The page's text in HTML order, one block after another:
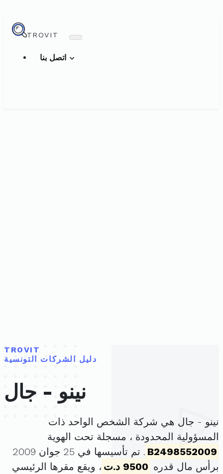
TROVIT
TROVIT
دليل الشركات التونسية
نينو - جال
نينو - جال هي شركة الشخص الواحد ذات
المسؤولية المحدودة ، مسجلة تحت الهوية
B2498552009
. تم تأسيسها في 25 جوان 2009
برأس مال قدره 9500 د.ت
، ويقع مقرها الرئيسي